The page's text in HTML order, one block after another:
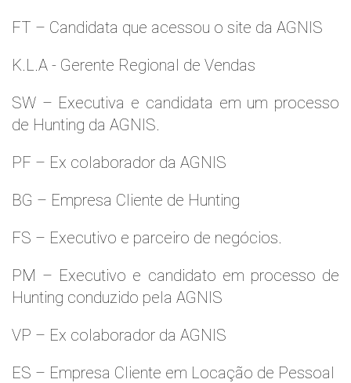
FT – Candidata que acessou o site da AGNIS
K.L.A - Gerente Regional de Vendas
SW – Executiva e candidata em um processo
de Hunting da AGNIS.
PF – Ex colaborador da AGNIS
BG – Empresa Cliente de Hunting
FS – Executivo e parceiro de negócios.
PM – Executivo e candidato em processo de
Hunting conduzido pela AGNIS
VP – Ex colaborador da AGNIS
ES – Empresa Cliente em Locação de Pessoal